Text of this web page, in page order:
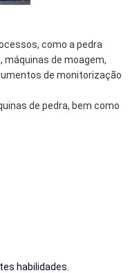
como a pedra
máquinas de moagem,
de monitorização
de pedra, bem como
habilidades.